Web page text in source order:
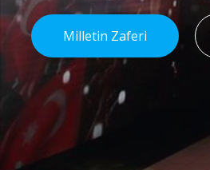
Milletin Zaferi